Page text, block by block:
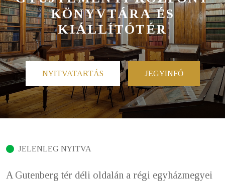
KÖNYVTÁRA ÉS
KIÁLLÍTÓTÉR
NYITVATARTÁS JEGYINFÓ
JELENLEG NYITVA
A Gutenberg tér déli oldalán a régi egyházmegyei